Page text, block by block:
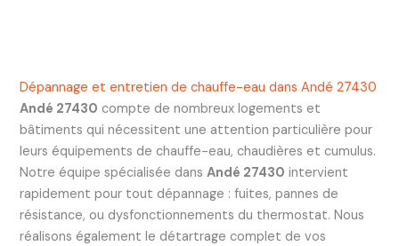
Dépannage et entretien de chauffe-eau dans Andé 27430
Andé 27430 compte de nombreux logements et
bâtiments qui nécessitent une attention particulière pour
leurs équipements de chauffe-eau, chaudières et cumulus.
Notre équipe spécialisée dans Andé 27430 intervient
rapidement pour tout dépannage : fuites, pannes de
résistance, ou dysfonctionnements du thermostat. Nous
réalisons également le détartrage complet de vos